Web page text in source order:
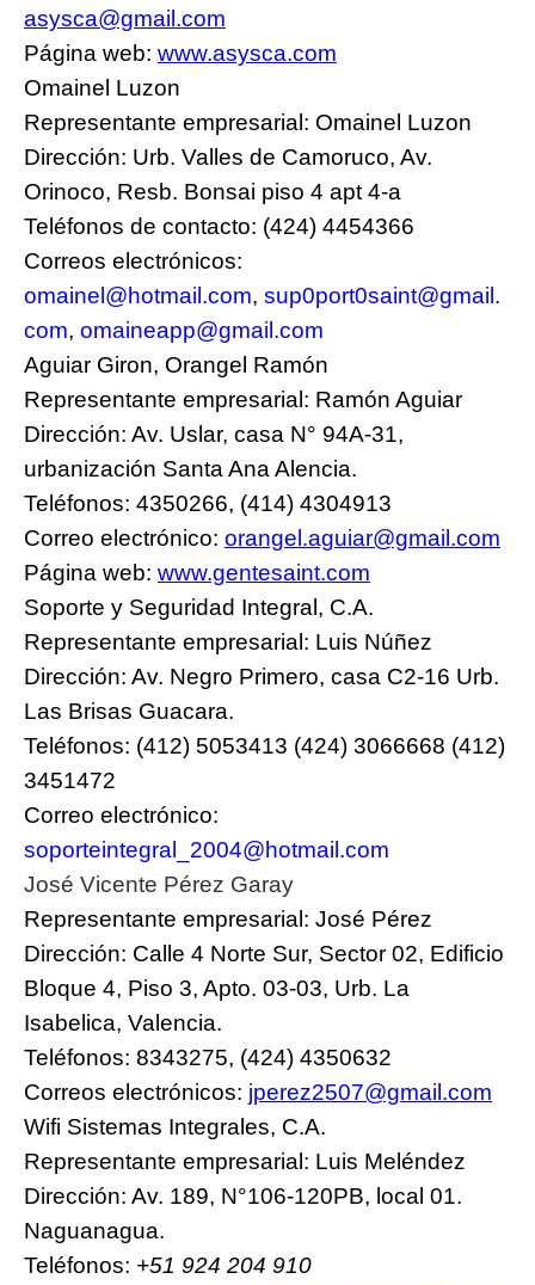
asysca@gmail.com
Página web: www.asysca.com
Omainel Luzon
Representante empresarial: Omainel Luzon
Dirección: Urb. Valles de Camoruco, Av.
Orinoco, Resb. Bonsai piso 4 apt 4-a
Teléfonos de contacto: (424) 4454366
Correos electrónicos:
omainel@hotmail.com, sup0port0saint@gmail.
com, omaineapp@gmail.com
Aguiar Giron, Orangel Ramón
Representante empresarial: Ramón Aguiar
Dirección: Av. Uslar, casa N° 94A-31,
urbanización Santa Ana Alencia.
Teléfonos: 4350266, (414) 4304913
Correo electrónico: orangel.aguiar@gmail.com
Página web: www.gentesaint.com
Soporte y Seguridad Integral, C.A.
Representante empresarial: Luis Núñez
Dirección: Av. Negro Primero, casa C2-16 Urb.
Las Brisas Guacara.
Teléfonos: (412) 5053413 (424) 3066668 (412)
3451472
Correo electrónico:
soporteintegral_2004@hotmail.com
José Vicente Pérez Garay
Representante empresarial: José Pérez
Dirección: Calle 4 Norte Sur, Sector 02, Edificio
Bloque 4, Piso 3, Apto. 03-03, Urb. La
Isabelica, Valencia.
Teléfonos: 8343275, (424) 4350632
Correos electrónicos: jperez2507@gmail.com
Wifi Sistemas Integrales, C.A.
Representante empresarial: Luis Meléndez
Dirección: Av. 189, N°106-120PB, local 01.
Naguanagua.
Teléfonos: +51 924 204 910